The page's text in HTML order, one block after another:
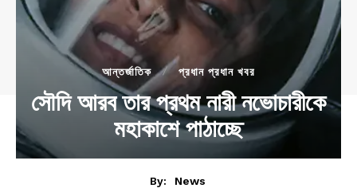
আন্তর্জাতিক প্রধান প্রধান খবর
সৌদি আরব তার প্রথম নারী নভোচারীকে
মহাকাশে পাঠাচ্ছে
By:
News